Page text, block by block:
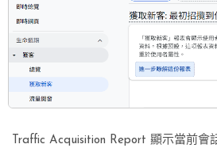
Traffic Acquisition Report 顯示當前會